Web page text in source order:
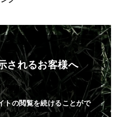
されるお客様へ
トの閲覧を続けることがで